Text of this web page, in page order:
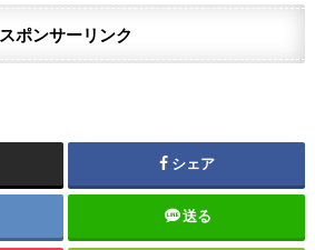
スポンサーリンク
シェア
送る